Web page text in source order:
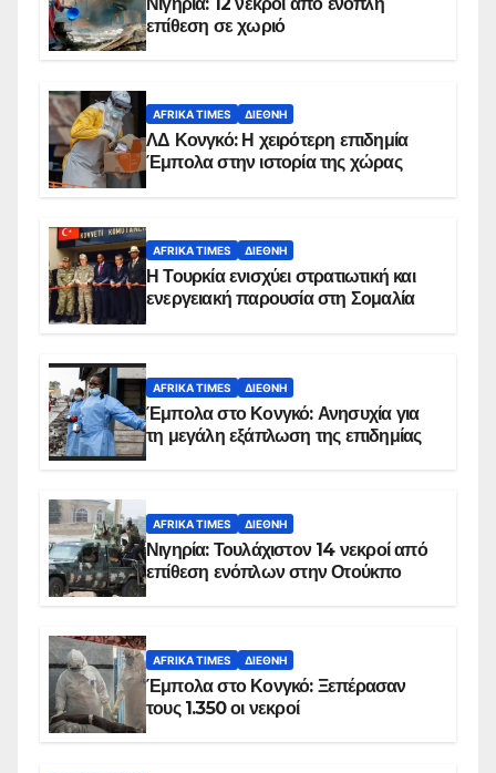
επίθεση σε χωριό
AFRIKA TIMES ΔΙΕΘΝΉ
ΛΔ Κονγκό: Η χειρότερη επιδημία
Έμπολα στην ιστορία της χώρας
AFRIKA TIMES ΔΙΕΘΝΉ
Η Τουρκία ενισχύει στρατιωτική και
ενεργειακή παρουσία στη Σομαλία
AFRIKA TIMES ΔΙΕΘΝΉ
Έμπολα στο Κονγκό: Ανησυχία για
τη μεγάλη εξάπλωση της επιδημίας
AFRIKA TIMES ΔΙΕΘΝΉ
Νιγηρία: Τουλάχιστον 14 νεκροί από
επίθεση ενόπλων στην Οτούκπο
AFRIKA TIMES ΔΙΕΘΝΉ
Έμπολα στο Κονγκό: Ξεπέρασαν
τους 1.350 οι νεκροί